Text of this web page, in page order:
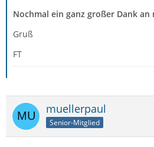
Nochmal ein ganz großer Dank an
Gruß
FT
muellerpaul
Senior-Mitglied